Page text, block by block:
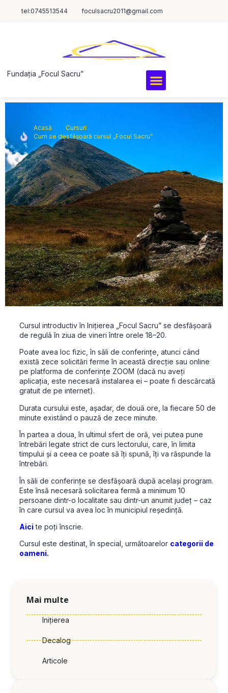
tel:0745513544 foculsacru2011@gmail.com
Fundația „Focul Sacru”
Acasă
Cursuri
Cum se desfășoară cursul „Focul Sacru”
Mai multe
Inițierea
Decalog
Articole
Cursul introductiv în Inițierea „Focul Sacru” se desfășoară
de regulă în ziua de vineri între orele 18–20.
Poate avea loc fizic, în săli de conferințe, atunci când
există zece solicitări ferme în această direcție sau online
pe platforma de conferințe ZOOM (dacă nu aveți
aplicația, este necesară instalarea ei – poate fi descărcată
gratuit de pe internet).
Durata cursului este, așadar, de două ore, la fiecare 50 de
minute existând o pauză de zece minute.
În partea a doua, în ultimul sfert de oră, vei putea pune
întrebări legate strict de curs lectorului, care, în limita
timpului și a ceea ce poate să îți spună, îți va răspunde la
întrebări.
În săli de conferințe se desfășoară după același program.
Este însă necesară solicitarea fermă a minimum 10
persoane dintr-o localitate sau dintr-un anumit județ – caz
în care cursul va avea loc în municipiul reședință.
Aici te poți înscrie.
Cursul este destinat, în special, următoarelor categorii de
oameni.